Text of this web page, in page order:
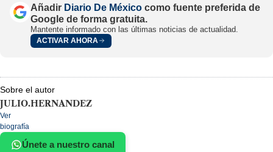
Añadir Diario De México como fuente preferida de
Google de forma gratuita.
Mantente informado con las últimas noticias de actualidad.
ACTIVAR AHORA
Sobre el autor
JULIO.HERNANDEZ
Ver
biografía
Únete a nuestro canal